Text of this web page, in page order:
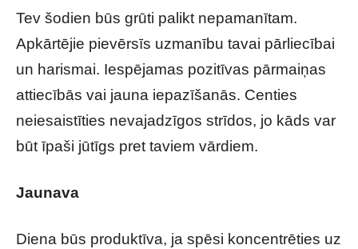
Tev šodien būs grūti palikt nepamanītam.
Apkārtējie pievērsīs uzmanību tavai pārliecībai
un harismai. Iespējamas pozitīvas pārmaiņas
attiecībās vai jauna iepazīšanās. Centies
neiesaistīties nevajadzīgos strīdos, jo kāds var
būt īpaši jūtīgs pret taviem vārdiem.
Jaunava
Diena būs produktīva, ja spēsi koncentrēties uz